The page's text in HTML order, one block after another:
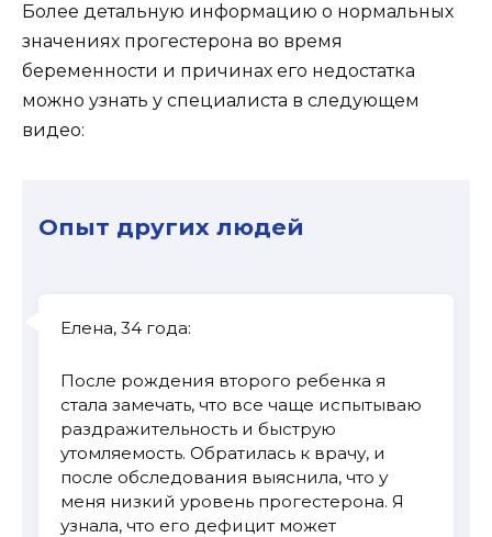
Более детальную информацию о нормальных
значениях прогестерона во время
беременности и причинах его недостатка
можно узнать у специалиста в следующем
видео:
Опыт других людей
Елена, 34 года:
После рождения второго ребенка я
стала замечать, что все чаще испытываю
раздражительность и быструю
утомляемость. Обратилась к врачу, и
после обследования выяснила, что у
меня низкий уровень прогестерона. Я
узнала, что его дефицит может